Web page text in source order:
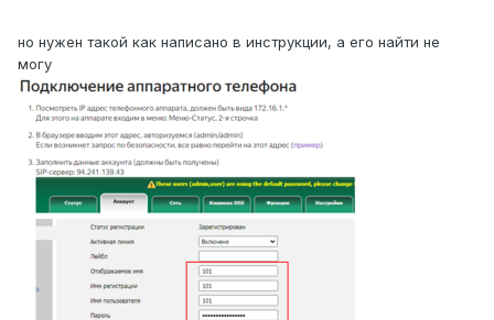
но нужен такой как написано в инструкции, а его найти не
могу